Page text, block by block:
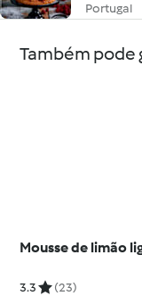
Portugal
Também pode
Mousse de limão
3.3 (23)